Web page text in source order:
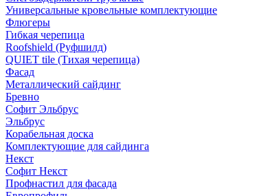
Универсальные кровельные комплектующие
Флюгеры
Гибкая черепица
Roofshield (Руфшилд)
QUIET tile (Тихая черепица)
Фасад
Металлический сайдинг
Бревно
Софит Эльбрус
Эльбрус
Корабельная доска
Комплектующие для сайдинга
Некст
Софит Некст
Профнастил для фасада